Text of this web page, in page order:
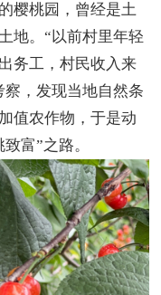
桃园，曾经是土
地。“以前村里年轻
务工，村民收入来
，发现当地自然条
值农作物，于是动
富”之路。